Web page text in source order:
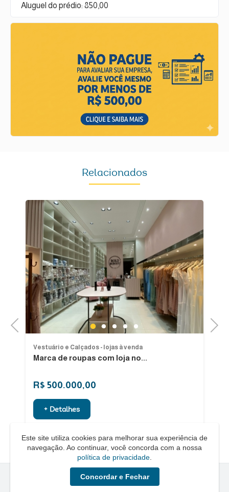
Aluguel do prédio: 850,00
Relacionados
Previous 1 2 3 4 5
Vestuário e Calçados - lojas à venda
Marca de roupas com loja no...
R$ 500.000,00
+ Detalhes
Next
Quero um Negócio © - 2026 - Todos os direitos reservados
Este site utiliza cookies para melhorar sua experiência de
navegação. Ao continuar, você concorda com a nossa
política de privacidade
Concordar e Fechar